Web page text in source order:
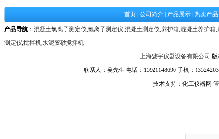
首页 公司简介 产品展示 热卖产品
产品导航 ： 混凝土氯离子测定仪,氯离子测定仪,混凝土测定仪,养护箱,混凝土养护箱,
测定仪,搅拌机,水泥胶砂搅拌机
上海魅宇仪器设备有限公司 版
联系人：吴先生 电话：15921148690 手机：
技术支持：化工仪器网